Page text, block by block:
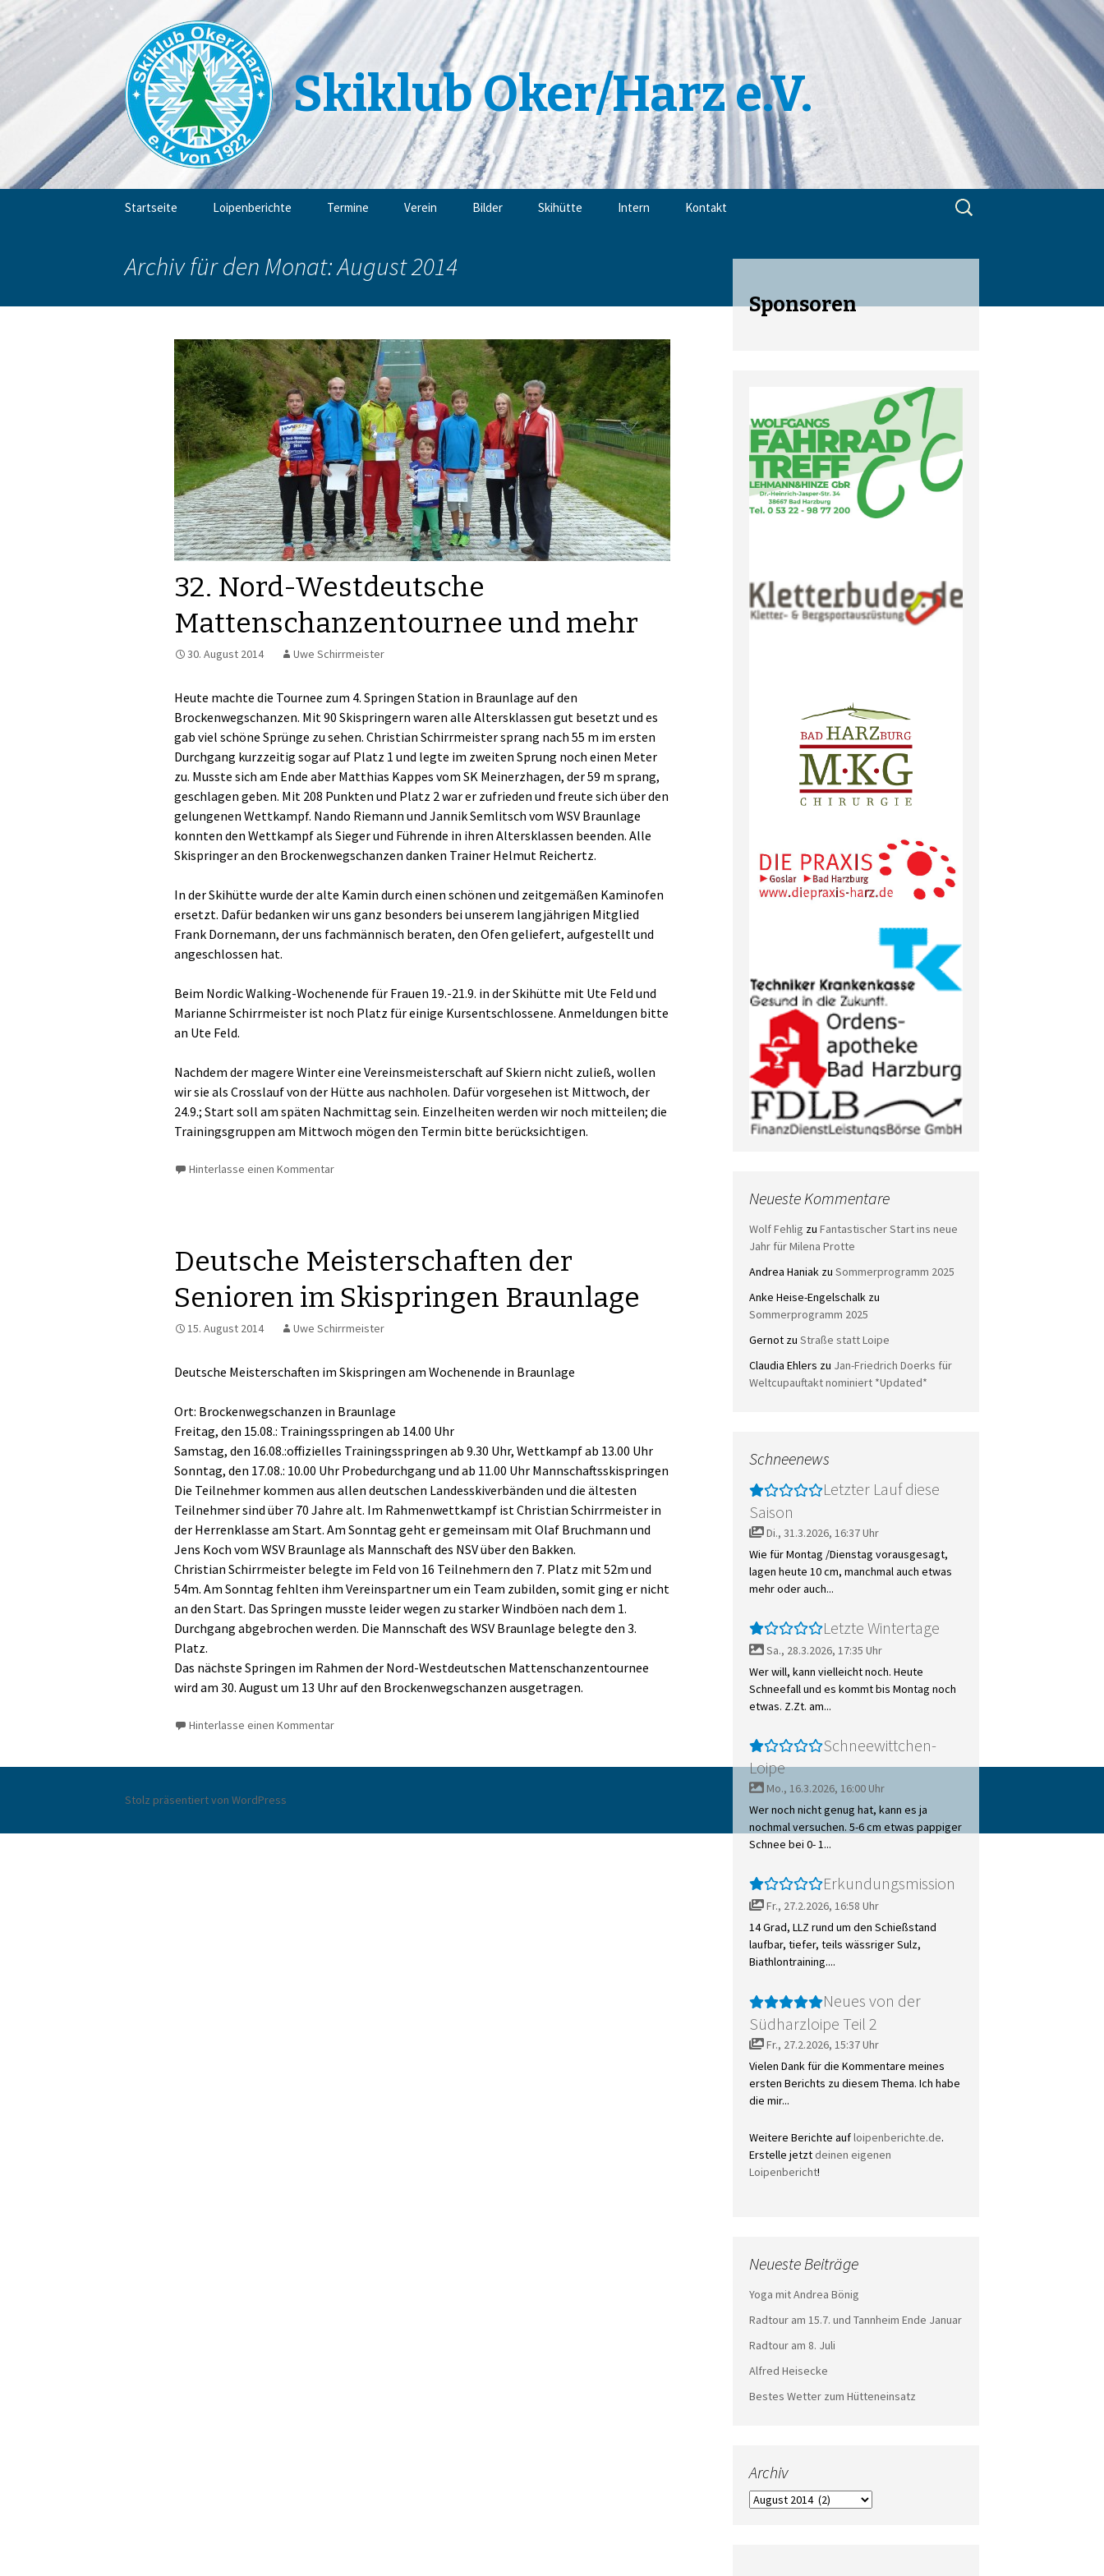
Skiklub Oker/Harz e.V.
Startseite Loipenberichte Termine Verein
Sponsoren
Links
Bilder Skihütte Intern Kontakt
Suchen
nach:
Archiv für den Monat: August 2014
32. Nord-Westdeutsche
Mattenschanzentournee und mehr
30. August 2014 Uwe Schirrmeister
Heute machte die Tournee zum 4. Springen Station in Braunlage auf den
Brockenwegschanzen. Mit 90 Skispringern waren alle Altersklassen gut besetzt und es
gab viel schöne Sprünge zu sehen. Christian Schirrmeister sprang nach 55 m im ersten
Durchgang kurzzeitig sogar auf Platz 1 und legte im zweiten Sprung noch einen Meter
zu. Musste sich am Ende aber Matthias Kappes vom SK Meinerzhagen, der 59 m sprang,
geschlagen geben. Mit 208 Punkten und Platz 2 war er zufrieden und freute sich über den
gelungenen Wettkampf. Nando Riemann und Jannik Semlitsch vom WSV Braunlage
konnten den Wettkampf als Sieger und Führende in ihren Altersklassen beenden. Alle
Skispringer an den Brockenwegschanzen danken Trainer Helmut Reichertz.
In der Skihütte wurde der alte Kamin durch einen schönen und zeitgemäßen Kaminofen
ersetzt. Dafür bedanken wir uns ganz besonders bei unserem langjährigen Mitglied
Frank Dornemann, der uns fachmännisch beraten, den Ofen geliefert, aufgestellt und
angeschlossen hat.
Beim Nordic Walking-Wochenende für Frauen 19.-21.9. in der Skihütte mit Ute Feld und
Marianne Schirrmeister ist noch Platz für einige Kursentschlossene. Anmeldungen bitte
an Ute Feld.
Nachdem der magere Winter eine Vereinsmeisterschaft auf Skiern nicht zuließ, wollen
wir sie als Crosslauf von der Hütte aus nachholen. Dafür vorgesehen ist Mittwoch, der
24.9.; Start soll am späten Nachmittag sein. Einzelheiten werden wir noch mitteilen; die
Trainingsgruppen am Mittwoch mögen den Termin bitte berücksichtigen.
Hinterlasse einen Kommentar
Deutsche Meisterschaften der
Senioren im Skispringen Braunlage
15. August 2014 Uwe Schirrmeister
Deutsche Meisterschaften im Skispringen am Wochenende in Braunlage
Ort: Brockenwegschanzen in Braunlage
Freitag, den 15.08.: Trainingsspringen ab 14.00 Uhr
Samstag, den 16.08.:offizielles Trainingsspringen ab 9.30 Uhr, Wettkampf ab 13.00 Uhr
Sonntag, den 17.08.: 10.00 Uhr Probedurchgang und ab 11.00 Uhr Mannschaftsskispringen
Die Teilnehmer kommen aus allen deutschen Landesskiverbänden und die ältesten
Teilnehmer sind über 70 Jahre alt. Im Rahmenwettkampf ist Christian Schirrmeister in
der Herrenklasse am Start. Am Sonntag geht er gemeinsam mit Olaf Bruchmann und
Jens Koch vom WSV Braunlage als Mannschaft des NSV über den Bakken.
Christian Schirrmeister belegte im Feld von 16 Teilnehmern den 7. Platz mit 52m und
54m. Am Sonntag fehlten ihm Vereinspartner um ein Team zubilden, somit ging er nicht
an den Start. Das Springen musste leider wegen zu starker Windböen nach dem 1.
Durchgang abgebrochen werden. Die Mannschaft des WSV Braunlage belegte den 3.
Platz.
Das nächste Springen im Rahmen der Nord-Westdeutschen Mattenschanzentournee
wird am 30. August um 13 Uhr auf den Brockenwegschanzen ausgetragen.
Hinterlasse einen Kommentar
Sponsoren
Neueste Kommentare
Wolf Fehlig zu Fantastischer Start ins neue
Jahr für Milena Protte
Andrea Haniak zu Sommerprogramm 2025
Anke Heise-Engelschalk zu
Sommerprogramm 2025
Gernot zu Straße statt Loipe
Claudia Ehlers zu Jan-Friedrich Doerks für
Weltcupauftakt nominiert *Updated*
Schneenews
Letzter Lauf diese
Saison
Di., 31.3.2026, 16:37 Uhr
Wie für Montag /Dienstag vorausgesagt,
lagen heute 10 cm, manchmal auch etwas
mehr oder auch...
Letzte Wintertage
Sa., 28.3.2026, 17:35 Uhr
Wer will, kann vielleicht noch. Heute
Schneefall und es kommt bis Montag noch
etwas. Z.Zt. am...
Schneewittchen-
Loipe
Mo., 16.3.2026, 16:00 Uhr
Wer noch nicht genug hat, kann es ja
nochmal versuchen. 5-6 cm etwas pappiger
Schnee bei 0- 1...
Erkundungsmission
Fr., 27.2.2026, 16:58 Uhr
14 Grad, LLZ rund um den Schießstand
laufbar, tiefer, teils wässriger Sulz,
Biathlontraining....
Neues von der
Südharzloipe Teil 2
Fr., 27.2.2026, 15:37 Uhr
Vielen Dank für die Kommentare meines
ersten Berichts zu diesem Thema. Ich habe
die mir...
Weitere Berichte aufloipenberichte.de.
Erstelle jetzt deinen eigenen
Loipenbericht!
Neueste Beiträge
Yoga mit Andrea Bönig
Radtour am 15.7. und Tannheim Ende Januar
Radtour am 8. Juli
Alfred Heisecke
Bestes Wetter zum Hütteneinsatz
Archiv
Archiv
Stolz präsentiert von WordPress